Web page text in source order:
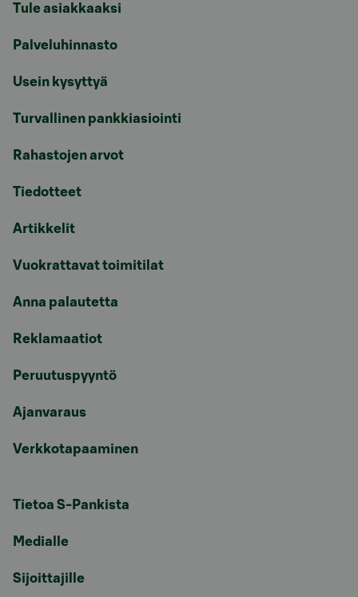
Tule asiakkaaksi
Palveluhinnasto
Usein kysyttyä
Turvallinen pankkiasiointi
Rahastojen arvot
Tiedotteet
Artikkelit
Vuokrattavat toimitilat
Anna palautetta
Reklamaatiot
Peruutuspyyntö
Ajanvaraus
Verkkotapaaminen
Tietoa S-Pankista
Medialle
Sijoittajille